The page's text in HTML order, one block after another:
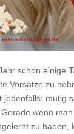
schon einige
Vorsätze zu
jedenfalls: mutig
wenn
zu haben,